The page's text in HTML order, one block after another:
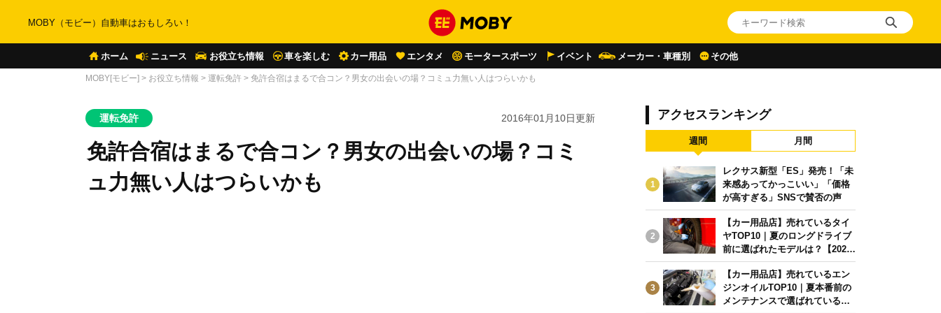
MOBY（モビー）自動車はおもしろい！
ホーム ニュース お役立ち情報 車を楽しむ カー用品 エンタメ モータースポーツ イベント メーカー・車種別 その他
MOBY[モビー] > お役立ち情報 > 運転免許 > 免許合宿はまるで合コン？男女の出会いの場？コミュ力無い人はつらいかも
運転免許 2016年01月10日更新
免許合宿はまるで合コン？男女の出会いの場？コミ
ュ力無い人はつらいかも
アクセスランキング
週間 月間
1
レクサス新型「ES」発売！「未
来感あってかっこいい」「価格
が高すぎる」SNSで賛否の声
2
【カー用品店】売れているタイ
ヤTOP10｜夏のロングドライブ
前に選ばれたモデルは？【2026
年6月版】
3
【カー用品店】売れているエン
ジンオイルTOP10｜夏本番前の
メンテナンスで選ばれている人